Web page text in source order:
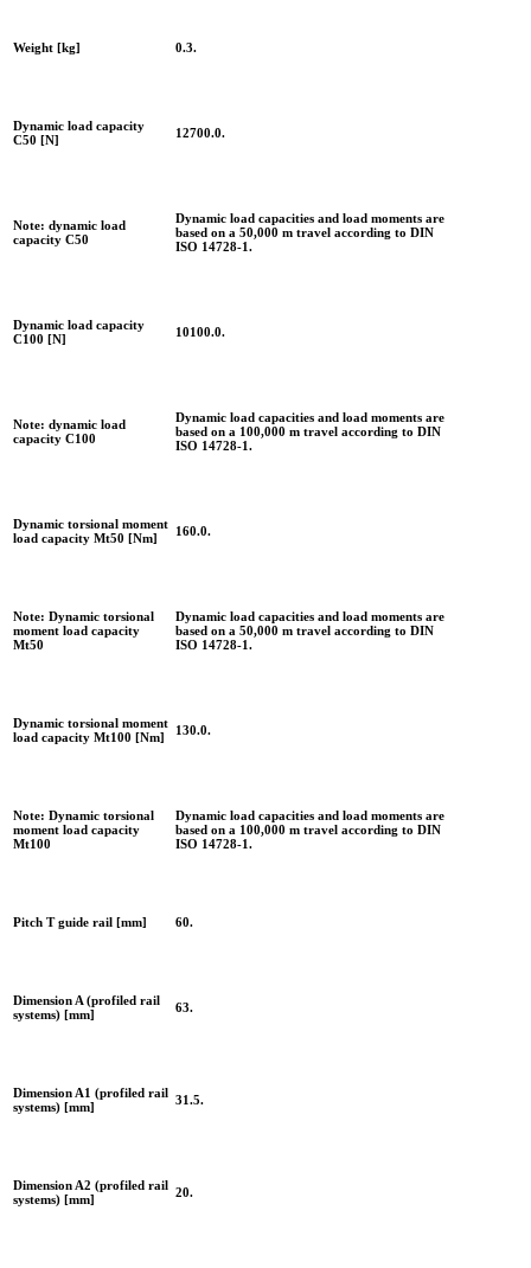
Weight [kg] 0.3.
Dynamic load capacity
C50 [N]
12700.0.
Note: dynamic load
capacity C50
Dynamic load capacities and load moments are
based on a 50,000 m travel according to DIN
ISO 14728-1.
Dynamic load capacity
C100 [N]
10100.0.
Note: dynamic load
capacity C100
Dynamic load capacities and load moments are
based on a 100,000 m travel according to DIN
ISO 14728-1.
Dynamic torsional moment
load capacity Mt50 [Nm]
160.0.
Note: Dynamic torsional
moment load capacity
Mt50
Dynamic load capacities and load moments are
based on a 50,000 m travel according to DIN
ISO 14728-1.
Dynamic torsional moment
load capacity Mt100 [Nm]
130.0.
Note: Dynamic torsional
moment load capacity
Mt100
Dynamic load capacities and load moments are
based on a 100,000 m travel according to DIN
ISO 14728-1.
Pitch T guide rail [mm] 60.
Dimension A (profiled rail
systems) [mm]
63.
Dimension A1 (profiled rail
systems) [mm]
31.5.
Dimension A2 (profiled rail
systems) [mm]
20.